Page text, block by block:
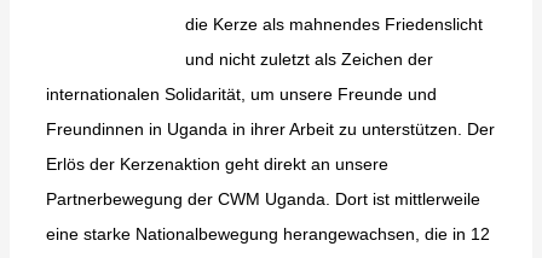
die Kerze als mahnendes Friedenslicht
und nicht zuletzt als Zeichen der
internationalen Solidarität, um unsere Freunde und
Freundinnen in Uganda in ihrer Arbeit zu unterstützen. Der
Erlös der Kerzenaktion geht direkt an unsere
Partnerbewegung der CWM Uganda. Dort ist mittlerweile
eine starke Nationalbewegung herangewachsen, die in 12